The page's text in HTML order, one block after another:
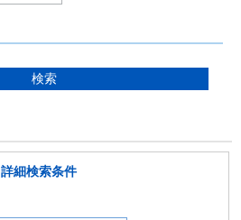
詳細検索条件